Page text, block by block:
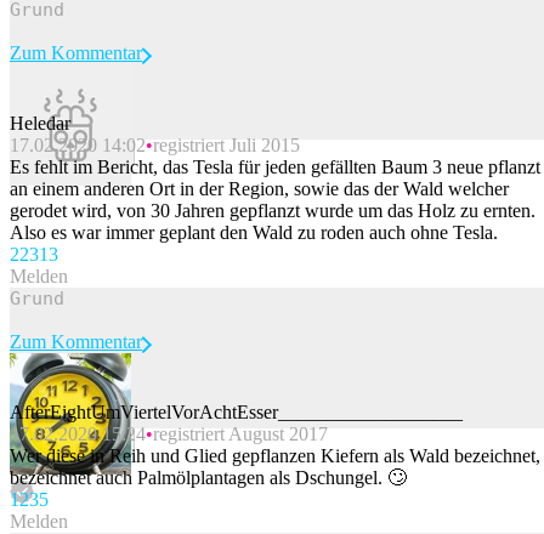
Beitrag melden
Zum Kommentar
Heledar
17.02.2020 14:02 registriert Juli 2015
Es fehlt im Bericht, das Tesla für jeden gefällten Baum 3 neue pflanzt
an einem anderen Ort in der Region, sowie das der Wald welcher
gerodet wird, von 30 Jahren gepflanzt wurde um das Holz zu ernten.
Also es war immer geplant den Wald zu roden auch ohne Tesla.
22313
Melden
Beitrag melden
Zum Kommentar
AfterEightUmViertelVorAchtEsser___________________
17.02.2020 15:24 registriert August 2017
Wer diese in Reih und Glied gepflanzen Kiefern als Wald bezeichnet,
bezeichnet auch Palmölplantagen als Dschungel. 🙄
1235
Melden